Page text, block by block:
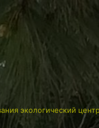
экологический